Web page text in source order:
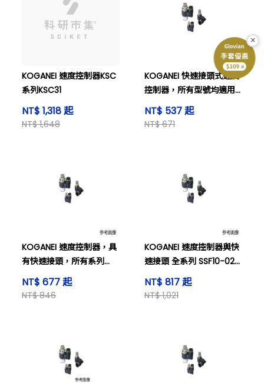
KOGANEI 速度控制器KSC
系列KSC31
NT$ 1,318 起
NT$ 1,648
KOGANEI 快速接頭式速度
控制器，所有型號均適用
SSF6-M5-AL。
NT$ 537 起
NT$ 671
KOGANEI 速度控制器，具
有快速接頭，所有系列
SSF6-02-B。
NT$ 677 起
NT$ 846
KOGANEI 速度控制器與快
速接頭 全系列 SSF10-02-
BNT$ 817 起
NT$ 1,021
×